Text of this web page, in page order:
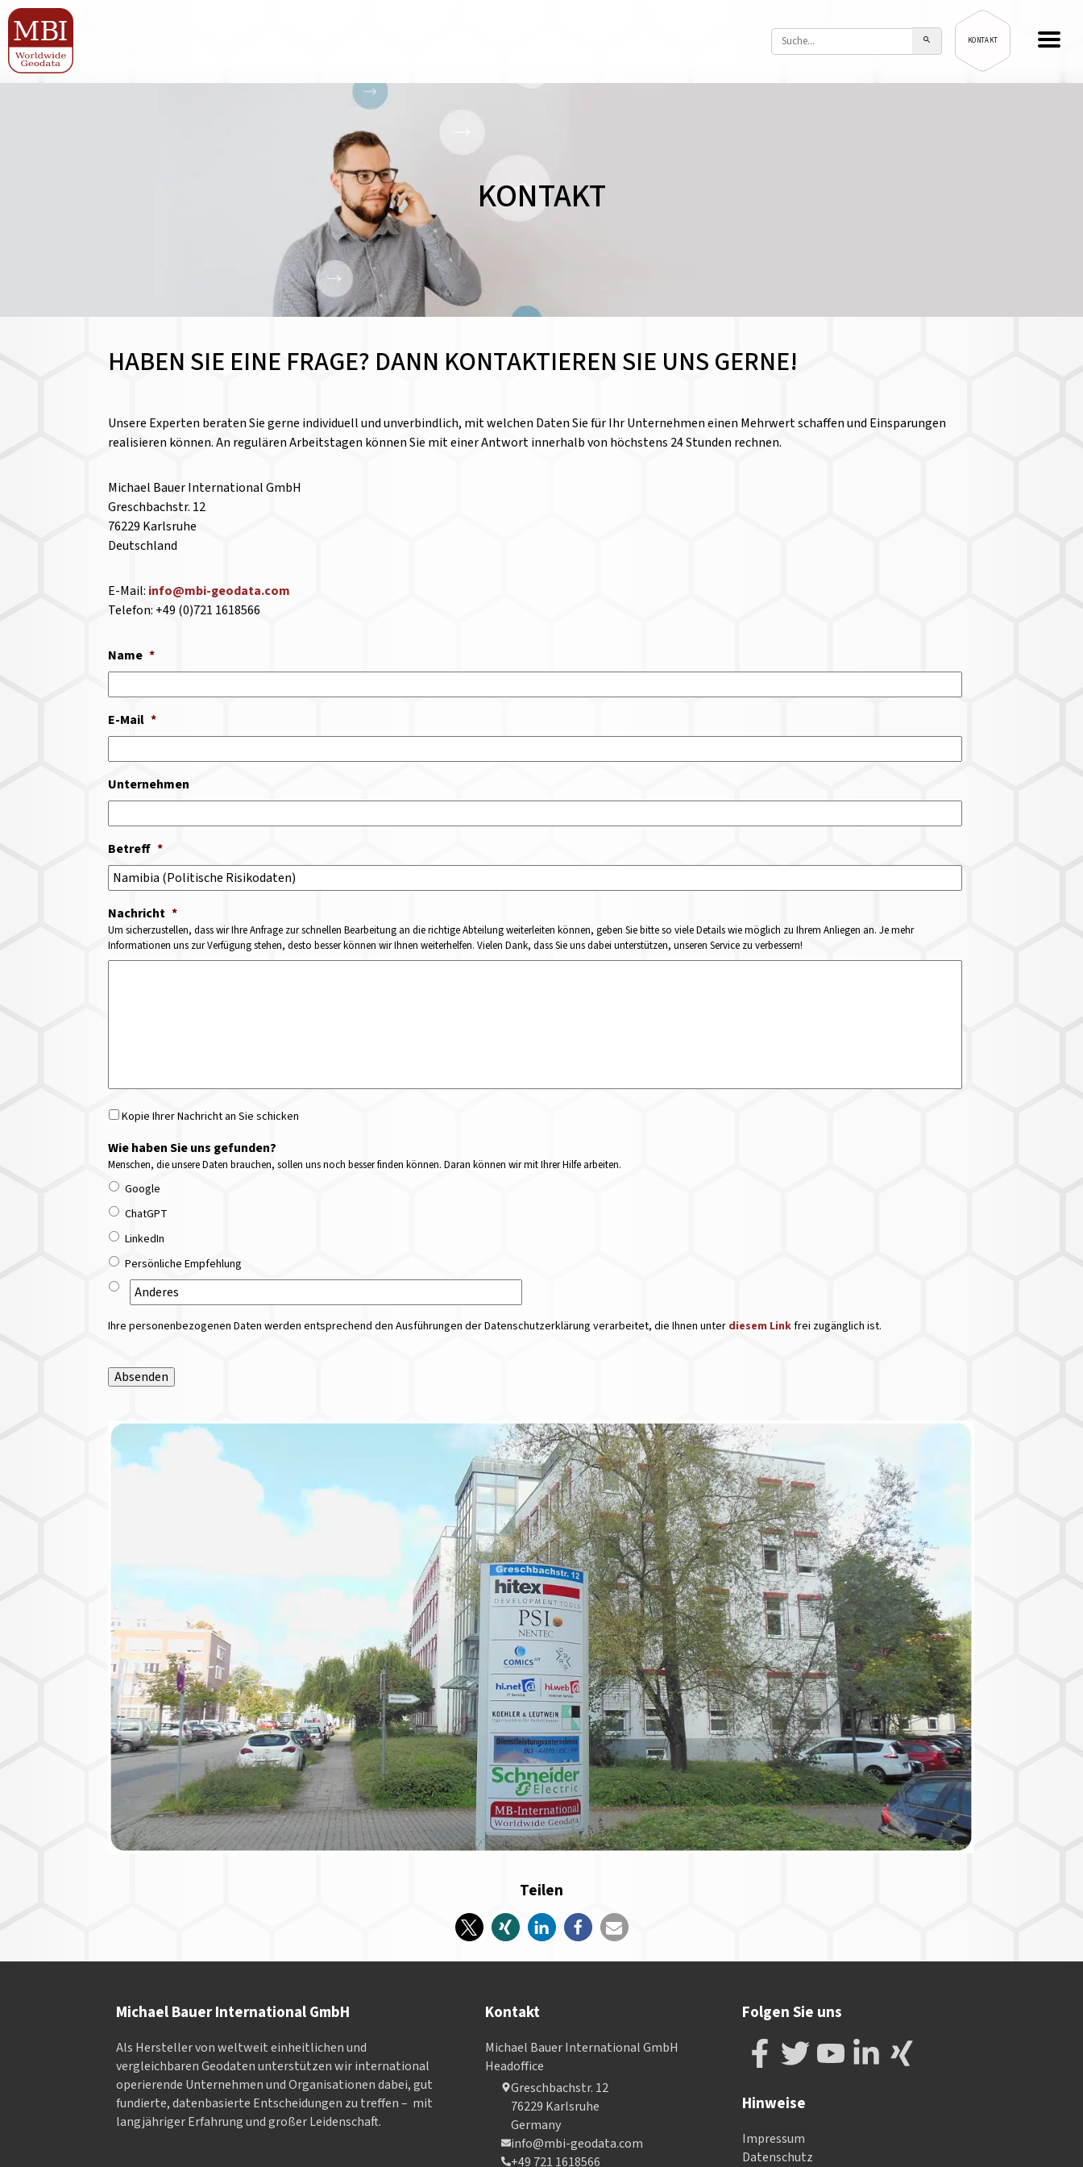
KONTAKT
KONTAKT
HABEN SIE EINE FRAGE? DANN KONTAKTIEREN SIE UNS GERNE!
Unsere Experten beraten Sie gerne individuell und unverbindlich, mit welchen Daten Sie für Ihr Unternehmen einen Mehrwert schaffen und Einsparungen
realisieren können. An regulären Arbeitstagen können Sie mit einer Antwort innerhalb von höchstens 24 Stunden rechnen.
Michael Bauer International GmbH
Greschbachstr. 12
76229 Karlsruhe
Deutschland
E-Mail: info@mbi-geodata.com
Telefon: +49 (0)721 1618566
Name *
E-Mail *
Unternehmen
Betreff *
Nachricht *
Um sicherzustellen, dass wir Ihre Anfrage zur schnellen Bearbeitung an die richtige Abteilung weiterleiten können, geben Sie bitte so viele Details wie möglich zu Ihrem Anliegen an. Je mehr
Informationen uns zur Verfügung stehen, desto besser können wir Ihnen weiterhelfen. Vielen Dank, dass Sie uns dabei unterstützen, unseren Service zu verbessern!
Kopie Ihrer Nachricht an Sie schicken
Wie haben Sie uns gefunden?
Menschen, die unsere Daten brauchen, sollen uns noch besser finden können. Daran können wir mit Ihrer Hilfe arbeiten.
Google
ChatGPT
LinkedIn
Persönliche Empfehlung
Ihre personenbezogenen Daten werden entsprechend den Ausführungen der Datenschutzerklärung verarbeitet, die Ihnen unter diesem Linkfrei zugänglich ist.
Absenden
Teilen
Michael Bauer International GmbH
Als Hersteller von weltweit einheitlichen und
vergleichbaren Geodaten un­ter­stüt­zen wir in­ter­na­tional
ope­rieren­de Un­ter­neh­men und Or­ga­nisa­tionen dabei, gut
fundierte, datenbasierte Entscheidungen zu treffen – mit
langjähriger Erfahrung und großer Leidenschaft.
Kontakt
Michael Bauer International GmbH
Headoffice
Greschbachstr. 12
76229 Karlsruhe
Germany
info@mbi-geodata.com
+49 721 1618566
Folgen Sie uns
Hinweise
Impressum
Datenschutz